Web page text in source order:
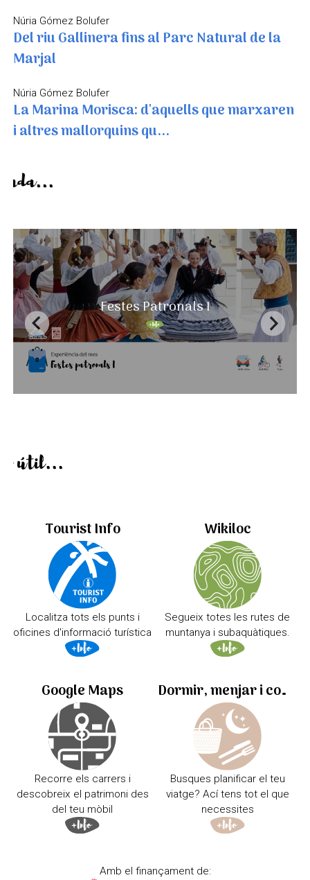
Núria Gómez Bolufer
Del riu Gallinera fins al Parc Natural de la
Marjal
Núria Gómez Bolufer
La Marina Morisca: d'aquells que marxaren
i altres mallorquins qu...
De temporada...
Festes Patronals I
Informació útil...
Tourist Info
Localitza tots els punts i
oficines d'informació turística
Wikiloc
Segueix totes les rutes de
muntanya i subaquàtiques.
Google Maps
Recorre els carrers i
descobreix el patrimoni des
del teu mòbil
Dormir, menjar i comprar
Busques planificar el teu
viatge? Ací tens tot el que
necessites
Amb el finançament de: